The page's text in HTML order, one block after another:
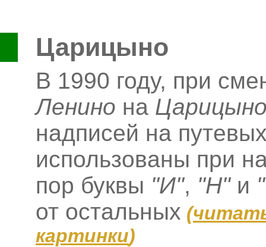
Царицыно
В 1990 году, при
Ленино на
надписей на
использованы при
пор буквы "И", "Н"и
от остальных (
картинки)